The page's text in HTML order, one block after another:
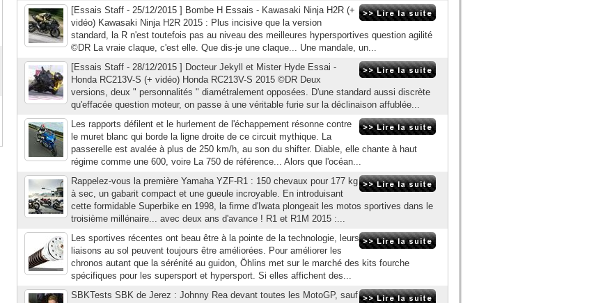
[Essais Staff - 25/12/2015 ] Bombe H Essais - Kawasaki Ninja H2R (+
vidéo) Kawasaki Ninja H2R 2015 : Plus incisive que la version
standard, la R n'est toutefois pas au niveau des meilleures hypersportives question agilité
©DR La vraie claque, c'est elle. Que dis-je une claque... Une mandale, un...
[Essais Staff - 28/12/2015 ] Docteur Jekyll et Mister Hyde Essai -
Honda RC213V-S (+ vidéo) Honda RC213V-S 2015 ©DR Deux
versions, deux " personnalités " diamétralement opposées. D'une standard aussi discrète
qu'effacée question moteur, on passe à une véritable furie sur la déclinaison affublée...
Les rapports défilent et le hurlement de l'échappement résonne contre
le muret blanc qui borde la ligne droite de ce circuit mythique. La
passerelle est avalée à plus de 250 km/h, au son du shifter. Diable, elle chante à haut
régime comme une 600, voire La 750 de référence... Alors que l'océan...
Rappelez-vous la première Yamaha YZF-R1 : 150 chevaux pour 177 kg
à sec, un gabarit compact et une gueule incroyable. En introduisant
cette formidable Superbike en 1998, la firme d'Iwata plongeait les motos sportives dans le
troisième millénaire... avec deux ans d'avance ! R1 et R1M 2015 :...
Les sportives récentes ont beau être à la pointe de la technologie, leurs
liaisons au sol peuvent toujours être améliorées. Pour améliorer les
chronos autant que la sérénité au guidon, Öhlins met sur le marché des kits fourche
spécifiques pour les supersport et hypersport. Si elles affichent des...
SBKTests SBK de Jerez : Johnny Rea devant toutes les MotoGP, sauf